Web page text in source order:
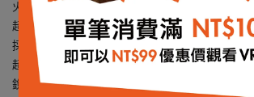
火石芯採可替換式，內附兩顆
超強不鏽鋼材質，鉤環可承受100 lbs (約 45 KG)
採鈦表面塗層，提昇耐用、耐腐蝕性
超輕量，重量不到41g
銳利卻安全的刀片，可割斷細繩、釣魚線等等細